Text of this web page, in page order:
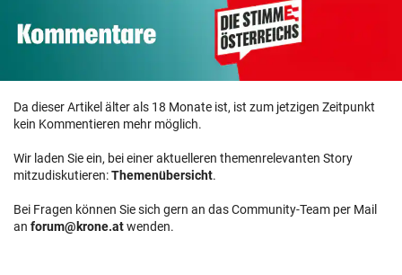
Da dieser Artikel älter als 18 Monate ist, ist zum jetzigen Zeitpunkt
kein Kommentieren mehr möglich.
Wir laden Sie ein, bei einer aktuelleren themenrelevanten Story
mitzudiskutieren:Themenübersicht.
Bei Fragen können Sie sich gern an das Community-Team per Mail
an forum@krone.atwenden.